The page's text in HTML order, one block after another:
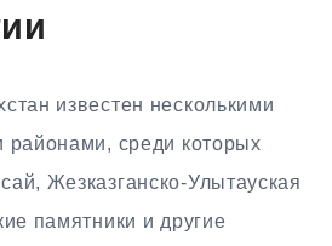
известен несколькими
районами, среди которых
Жезказганско-Улытауская
памятники и другие